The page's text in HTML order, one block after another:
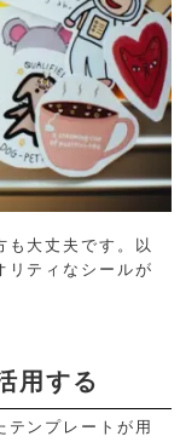
も大丈夫です。以
リティなシールが
用する
テンプレートが用